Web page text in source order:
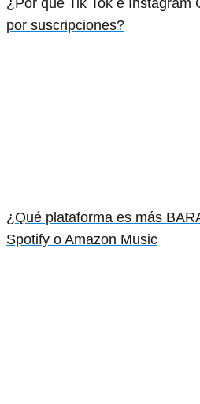
¿Por qué Tik Tok e Instagram
por suscripciones?
¿Qué plataforma es más
Spotify o Amazon Music